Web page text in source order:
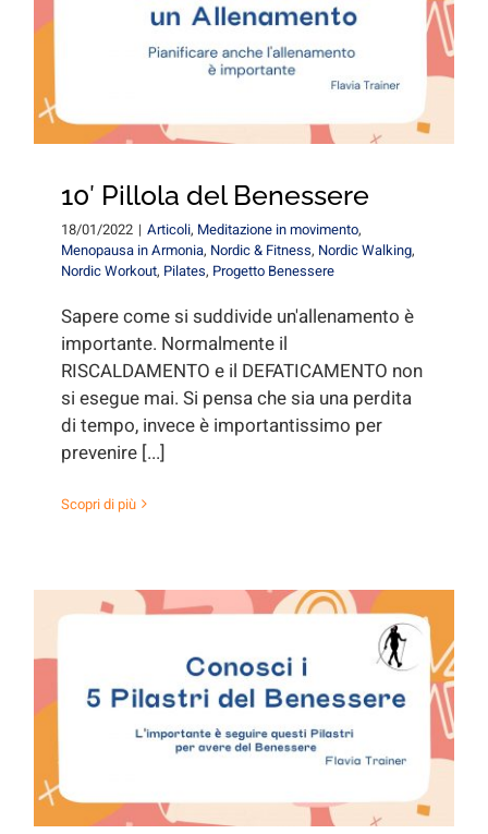
10′ Pillola del Benessere
18/01/2022 | Articoli, Meditazione in movimento,
Menopausa in Armonia, Nordic & Fitness, Nordic Walking,
Nordic Workout, Pilates, Progetto Benessere
Sapere come si suddivide un'allenamento è
importante. Normalmente il
RISCALDAMENTO e il DEFATICAMENTO non
si esegue mai. Si pensa che sia una perdita
di tempo, invece è importantissimo per
prevenire [...]
Scopri di più